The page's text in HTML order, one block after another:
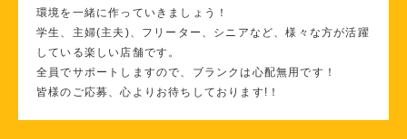
環境を一緒に作っていきましょう！
学生、主婦(主夫)、フリーター、シニアなど、様々な方が活躍
している楽しい店舗です。
全員でサポートしますので、ブランクは心配無用です！
皆様のご応募、心よりお待ちしております!！